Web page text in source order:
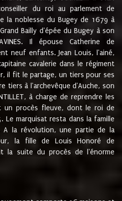
du roi au parlement de
la noblesse du Bugey de 1679 à
Bailly d'épée du Bugey à son
Il épouse Catherine de
neuf enfants. Jean Louis, l'ainé,
cavalerie dans le régiment
il fit le partage, un tiers pour ses
tiers à l'archevêque d'Auche, son
à charge de reprendre les
un procès fleuve, dont le roi de
Le marquisat resta dans la famille
A la révolution, une partie de la
la fille de Louis Honoré de
la suite du procès de l'énorme